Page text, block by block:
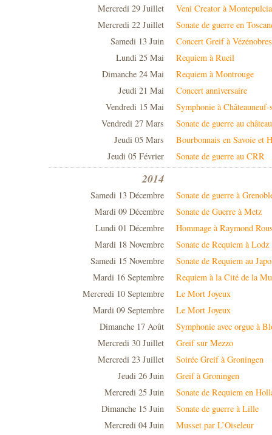
Mercredi 29 Juillet
Veni Creator à
Mercredi 22 Juillet
Sonate de guerre en
Samedi 13 Juin
Concert Greif à Vézénobres
Lundi 25 Mai
Requiem à Rueil
Dimanche 24 Mai
Requiem à Montrouge
Jeudi 21 Mai
Concert anniversaire
Vendredi 15 Mai
Symphonie à
Vendredi 27 Mars
Sonate de guerre au
Jeudi 05 Mars
Bourbonnais en Savoie et
Jeudi 05 Février
Sonate de guerre au CRR
2014
Samedi 13 Décembre
Sonate de guerre à
Mardi 09 Décembre
Sonate de Guerre à Metz
Lundi 01 Décembre
Hommage à Raymond
Mardi 18 Novembre
Sonate de Requiem à Lodz
Samedi 15 Novembre
Sonate de Requiem au
Mardi 16 Septembre
Requiem à la Cité de la
Mercredi 10 Septembre
Le Mort Joyeux
Mardi 09 Septembre
Le Mort Joyeux
Dimanche 17 Août
Symphonie avec orgue à
Mercredi 30 Juillet
Greif sur Mezzo
Mercredi 23 Juillet
Soirée Greif à Groningen
Jeudi 26 Juin
Greif à Groningen
Mercredi 25 Juin
Sonate de Requiem en
Dimanche 15 Juin
Sonate de guerre à Lille
Mercredi 04 Juin
Musset par L’Oiseleur